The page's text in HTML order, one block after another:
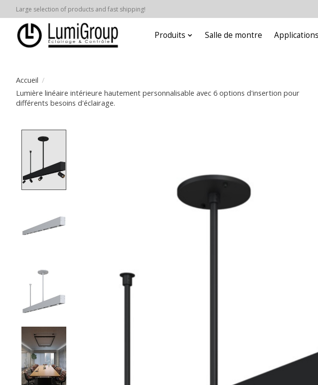
Large selection of products and fast shipping!
Produits Salle de montre Applications
Accueil /
Lumière linéaire intérieure hautement personnalisable avec 6 options d'insertion pour
différents besoins d'éclairage.